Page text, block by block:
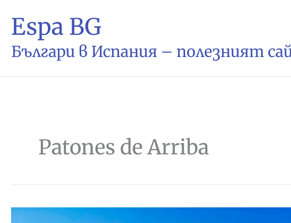
Espa BG
Българи в Испания – полезният
Patones de Arriba